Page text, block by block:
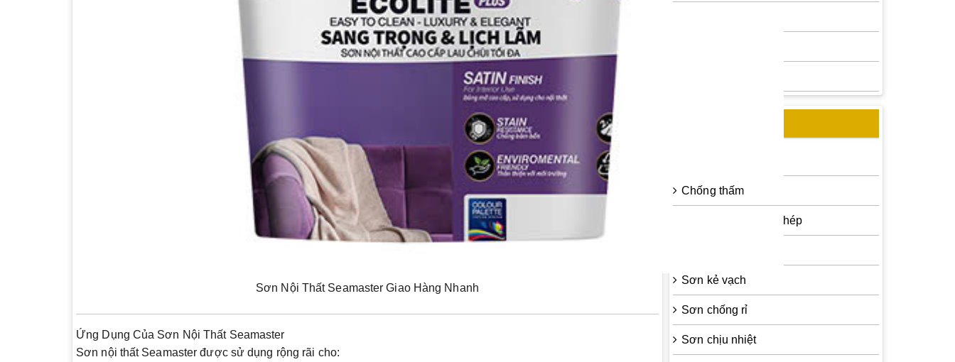
Sơn Nội Thất Seamaster Giao Hàng Nhanh
Ứng Dụng Của Sơn Nội Thất Seamaster
Sơn nội thất Seamaster được sử dụng rộng rãi cho:
Chống thấm
Sơn epoxy cho sắt thép
Sơn kẻ vạch
Sơn chống rỉ
Sơn chịu nhiệt